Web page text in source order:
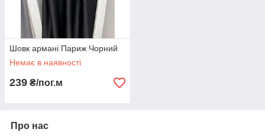
Шовк армані Париж Чорний
Немає в наявності
239 ₴/пог.м
Про нас